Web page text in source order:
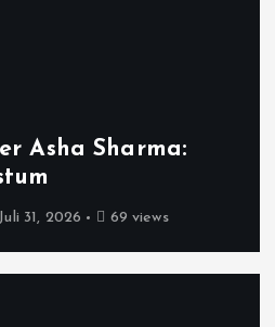
Asha Sharma:
Juli 31, 2026 69 views